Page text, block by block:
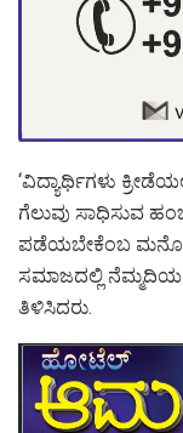
‘ವಿದ್ಯಾರ್ಥಿಗಳು
ಗೆಲುವು ಸಾಧಿಸುವ
ಪಡೆಯಬೇಕೆಂಬ
ಸಮಾಜದಲ್ಲಿ ನೆಮ್ಮದಿಯ
ತಿಳಿಸಿದರು.